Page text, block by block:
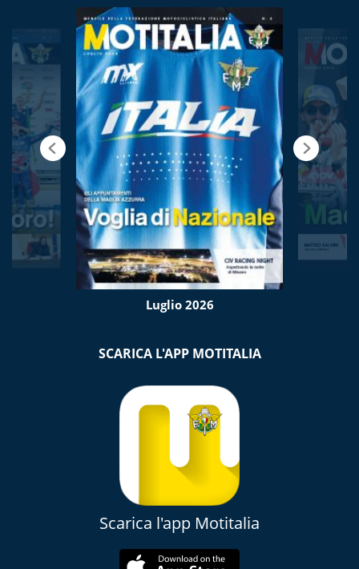
Luglio 2026
SCARICA L'APP MOTITALIA
Scarica l'app Motitalia